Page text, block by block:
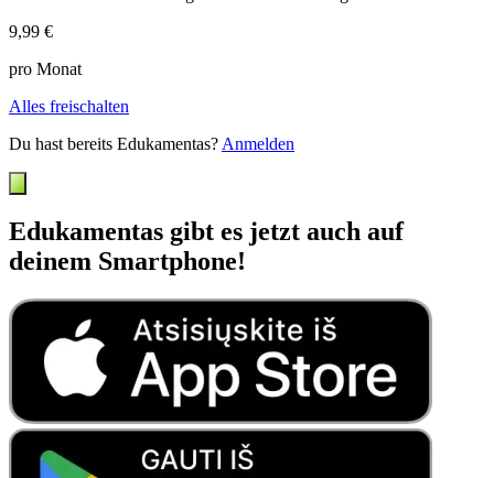
9,99 €
pro Monat
Alles freischalten
Du hast bereits Edukamentas? Anmelden
Edukamentas gibt es jetzt auch auf
deinem Smartphone!